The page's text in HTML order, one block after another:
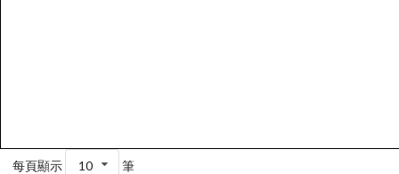
每頁顯示 10 筆